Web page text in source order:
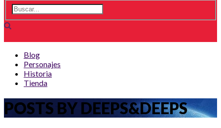
Blog
Personajes
Historia
Tienda
POSTS BY DEEPS&DEEPS